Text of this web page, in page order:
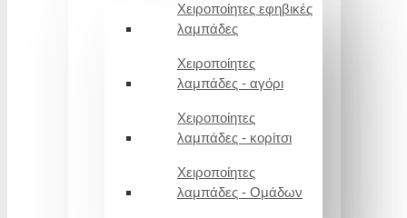
Χειροποίητες εφηβικές
λαμπάδες
Χειροποίητες
λαμπάδες - αγόρι
Χειροποίητες
λαμπάδες - κορίτσι
Χειροποίητες
λαμπάδες - Ομάδων